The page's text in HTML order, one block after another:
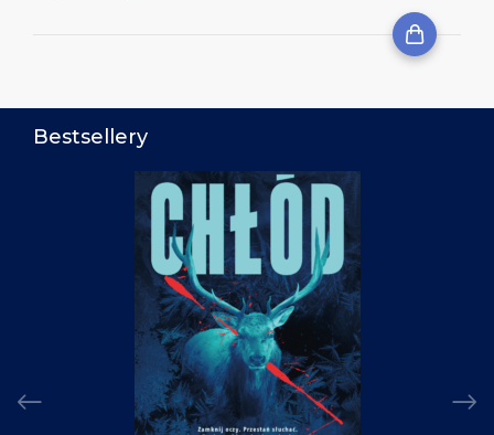
Bestsellery